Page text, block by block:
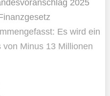
2025
Es wird ein
Minus 13 Millionen